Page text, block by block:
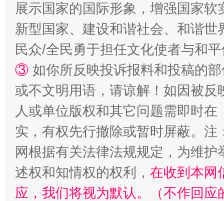
漫山遍野的桃花与雪山、麦地、白藏房 除
招工难、用工荒背后
展示国家的国际形象，增强国家
新型国家、建设和谐社会、和谐
民众/全民勇于担任文化使者与和
③ 如你所反映投诉报料和投稿的
或不文明用语，请谅解！如因被
人或单位版权和其它问题需即时在
实，有权先行撤除或暂时屏蔽。
网根据有关法律法规规定，为维
述权和知情权的权利， 在收到本网
应，我们将视为默认。（不作回应